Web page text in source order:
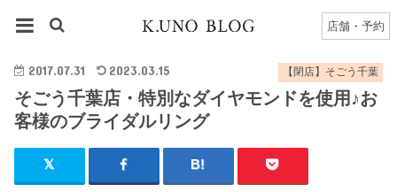
店舗・予約
そごう千葉店・特別なダイヤモンドを使用♪お客様のブライダルリング
【閉店】そごう千葉
2017.07.31 2023.03.15
そごう千葉店・特別なダイヤモンドを使用♪お
客様のブライダルリング